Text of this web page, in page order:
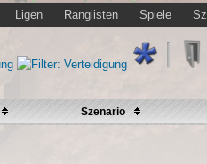
Ligen Ranglisten Spiele
Szenario